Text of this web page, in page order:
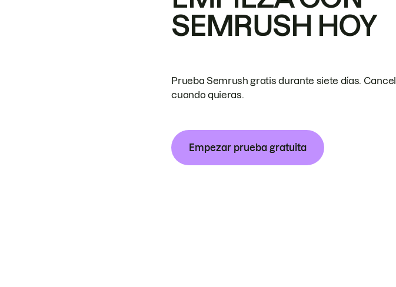
SEMRUSH HOY
Prueba Semrush gratis durante siete días.
cuando quieras.
Empezar prueba gratuita